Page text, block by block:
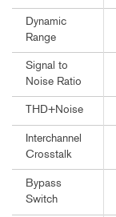
Dynamic
Range
Signal to
Noise Ratio
THD+Noise
Interchannel
Crosstalk
Bypass
Switch